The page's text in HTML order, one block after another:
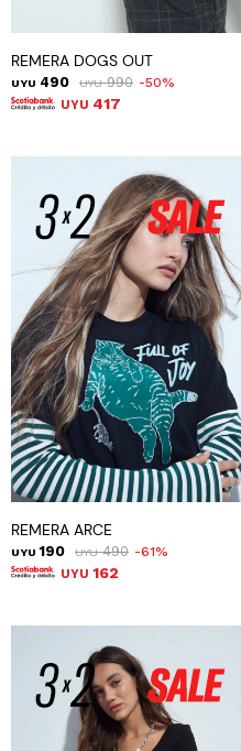
REMERA DOGS OUT
UYU 490 UYU 990 50
UYU 417
REMERA ARCE
UYU 190 UYU 490 61
UYU 162